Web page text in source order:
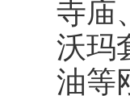
寺庙
沃玛
油等